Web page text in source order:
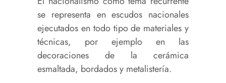
se representa en escudos nacionales
ejecutados en todo tipo de materiales y
técnicas, por ejemplo en las
decoraciones de la cerámica
esmaltada, bordados y metalistería.